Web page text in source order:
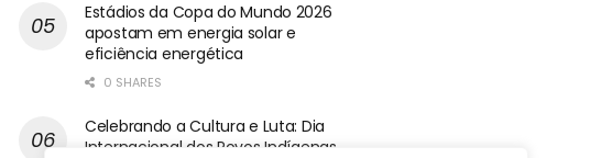
Estádios da Copa do Mundo 2026
apostam em energia solar e
eficiência energética
0 SHARES
Celebrando a Cultura e Luta: Dia
Internacional dos Povos Indígenas